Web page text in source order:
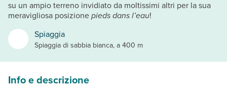
Spiaggia
Spiaggia di sabbia bianca, a 400 m
su un ampio terreno invidiato da moltissimi altri per la sua
meravigliosa posizionepieds dans l’eau!
Info e descrizione